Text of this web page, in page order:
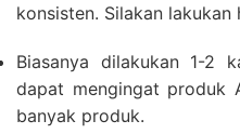
konsisten. Silakan lakukan
Biasanya dilakukan 1-2
dapat mengingat produk
banyak produk.